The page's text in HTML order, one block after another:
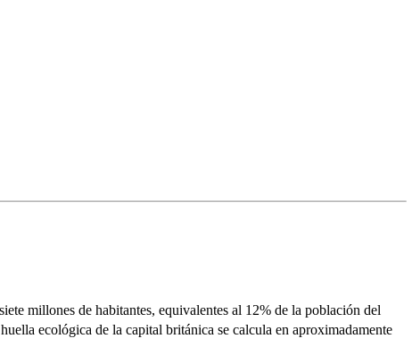
millones de habitantes, equivalentes al 12% de la población del
ecológica de la capital británica se calcula en aproximadamente